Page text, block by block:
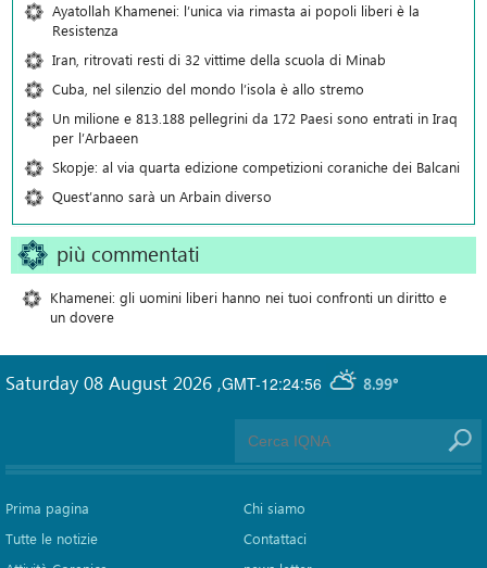
Ayatollah Khamenei: l’unica via rimasta ai popoli liberi è la
Resistenza
Iran, ritrovati resti di 32 vittime della scuola di Minab
Cuba, nel silenzio del mondo l’isola è allo stremo
Un milione e 813.188 pellegrini da 172 Paesi sono entrati in Iraq
per l’Arbaeen
Skopje: al via quarta edizione competizioni coraniche dei Balcani
Quest’anno sarà un Arbain diverso
più commentati
Khamenei: gli uomini liberi hanno nei tuoi confronti un diritto e
un dovere
GMT-12:24:56 8.99°
Saturday 08 August 2026 ,
Prima pagina
Tutte le notizie
Chi siamo
Contattaci